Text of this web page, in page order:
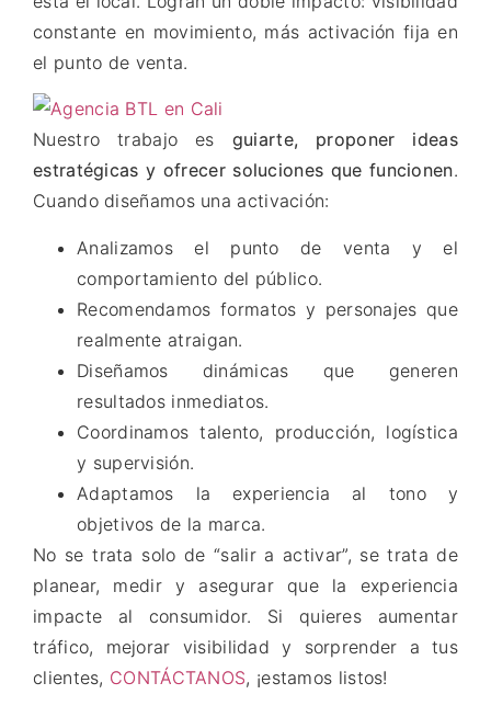
constante en movimiento, más activación fija en
el punto de venta.
Nuestro trabajo es guiarte, proponer ideas
estratégicas y ofrecer soluciones que funcionen.
Cuando diseñamos una activación:
Analizamos el punto de venta y el
comportamiento del público.
Recomendamos formatos y personajes que
realmente atraigan.
Diseñamos dinámicas que generen
resultados inmediatos.
Coordinamos talento, producción, logística
y supervisión.
Adaptamos la experiencia al tono y
objetivos de la marca.
No se trata solo de “salir a activar”, se trata de
planear, medir y asegurar que la experiencia
impacte al consumidor. Si quieres aumentar
tráfico, mejorar visibilidad y sorprender a tus
clientes, CONTÁCTANOS, ¡estamos listos!